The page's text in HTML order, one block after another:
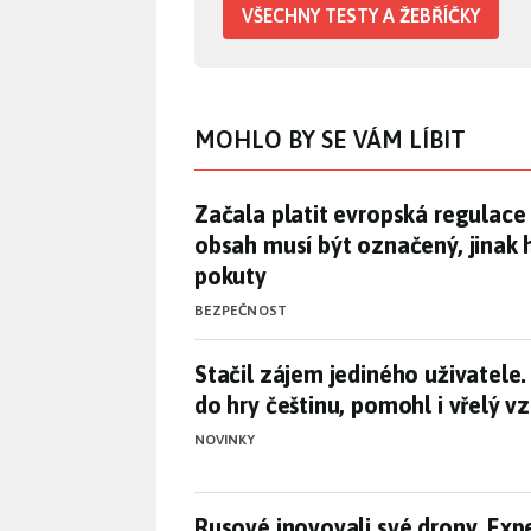
VŠECHNY TESTY A ŽEBŘÍČKY
MOHLO BY SE VÁM LÍBIT
Začala platit evropská
Začala platit evropská
obsah musí být označený, jinak
pokuty
BEZPEČNOST
Stačil zájem jediného
Stačil zájem jediného
do hry češtinu, pomohl i vřelý
NOVINKY